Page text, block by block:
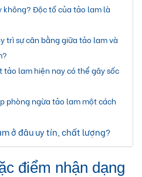
không? Độc tố của tảo lam là
trì sự cân bằng giữa tảo lam và
tảo lam hiện nay có thể gây sốc
phòng ngừa tảo lam một cách
ở đâu uy tín, chất lượng?
điểm nhận dạng